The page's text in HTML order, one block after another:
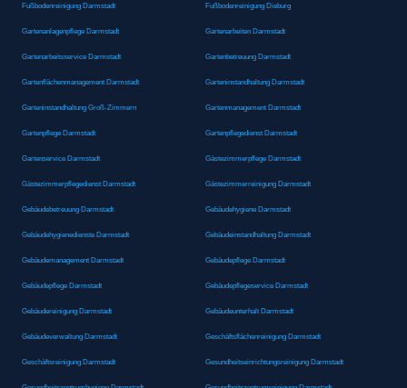
Fußbodenreinigung Darmstadt Fußbodenreinigung Dieburg
Gartenanlagenpflege Darmstadt Gartenarbeiten Darmstadt
Gartenarbeitsservice Darmstadt Gartenbetreuung Darmstadt
Gartenflächenmanagement Darmstadt Garteninstandhaltung Darmstadt
Garteninstandhaltung Groß-Zimmern Gartenmanagement Darmstadt
Gartenpflege Darmstadt Gartenpflegedienst Darmstadt
Gartenservice Darmstadt Gästezimmerpflege Darmstadt
Gästezimmerpflegedienst Darmstadt Gästezimmerreinigung Darmstadt
Gebäudebetreuung Darmstadt Gebäudehygiene Darmstadt
Gebäudehygienedienste Darmstadt Gebäudeinstandhaltung Darmstadt
Gebäudemanagement Darmstadt Gebäudepflege Darmstadt
Gebäudepflege Darmstadt Gebäudepflegeservice Darmstadt
Gebäudereinigung Darmstadt Gebäudeunterhalt Darmstadt
Gebäudeverwaltung Darmstadt Geschäftsflächenreinigung Darmstadt
Geschäftsreinigung Darmstadt Gesundheitseinrichtungsreinigung Darmstadt